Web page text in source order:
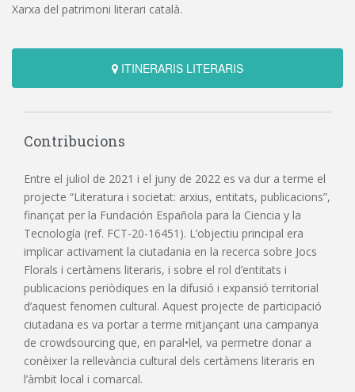
Xarxa del patrimoni literari català.
ITINERARIS LITERARIS
Contribucions
Entre el juliol de 2021 i el juny de 2022 es va dur a terme el
projecte “Literatura i societat: arxius, entitats, publicacions”,
finançat per la Fundación Española para la Ciencia y la
Tecnología (ref. FCT-20-16451). L’objectiu principal era
implicar activament la ciutadania en la recerca sobre Jocs
Florals i certàmens literaris, i sobre el rol d’entitats i
publicacions periòdiques en la difusió i expansió territorial
d’aquest fenomen cultural. Aquest projecte de participació
ciutadana es va portar a terme mitjançant una campanya
de crowdsourcing que, en paral•lel, va permetre donar a
conèixer la rellevància cultural dels certàmens literaris en
l’àmbit local i comarcal.